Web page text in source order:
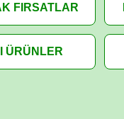
FIRSATLAR
ÜRÜNLER